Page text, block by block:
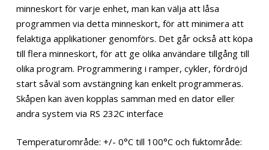
minneskort för varje enhet, man kan välja att låsa
programmen via detta minneskort, för att minimera att
felaktiga applikationer genomförs. Det går också att köpa
till flera minneskort, för att ge olika användare tillgång till
olika program. Programmering i ramper, cykler, fördröjd
start såväl som avstängning kan enkelt programmeras.
Skåpen kan även kopplas samman med en dator eller
andra system via RS 232C interface
Temperaturområde: +/- 0°C till 100°C och fuktområde: